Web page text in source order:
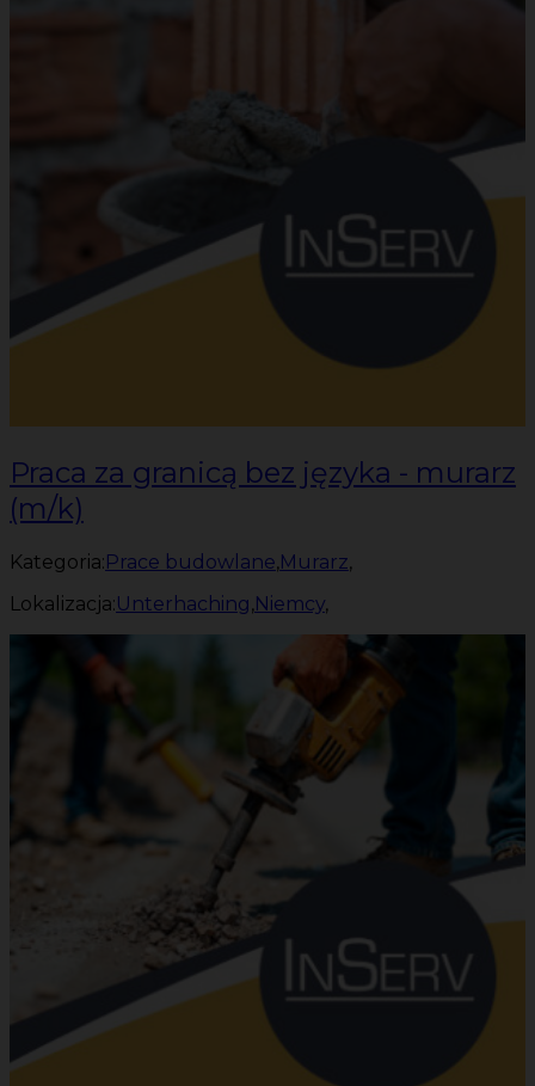
Praca za granicą bez języka - murarz
(m/k)
Kategoria:Prace budowlane,Murarz,
Lokalizacja:Unterhaching,Niemcy,